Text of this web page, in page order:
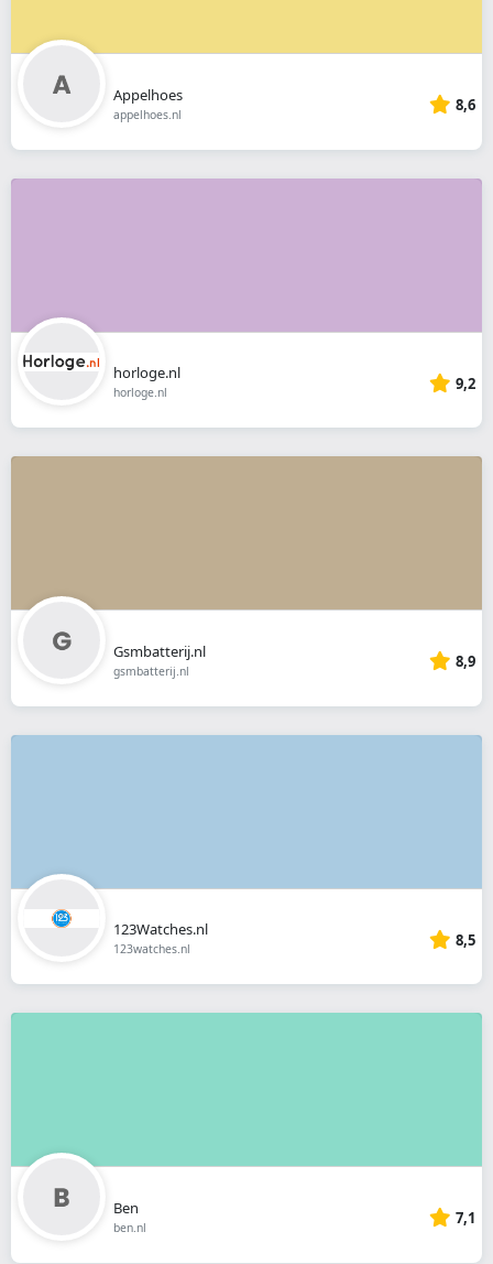
Appelhoes
appelhoes.nl 8,6
horloge.nl
horloge.nl 9,2
Gsmbatterij.nl
gsmbatterij.nl 8,9
123Watches.nl
123watches.nl 8,5
Ben
ben.nl 7,1